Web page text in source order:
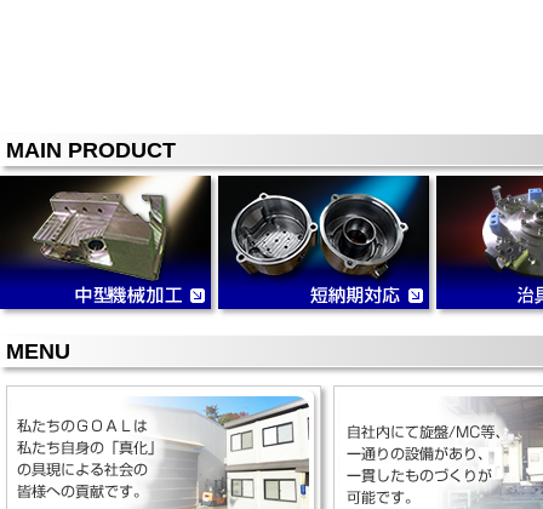
MAIN PRODUCT
MENU